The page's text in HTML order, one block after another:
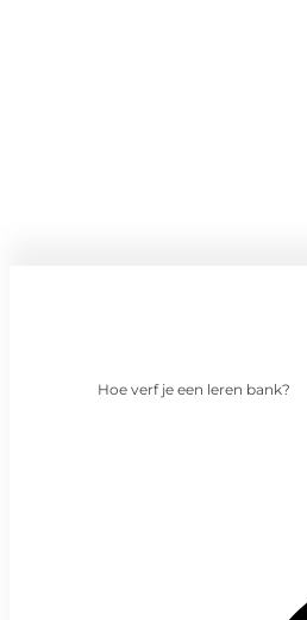
Hoe verf je een leren bank?